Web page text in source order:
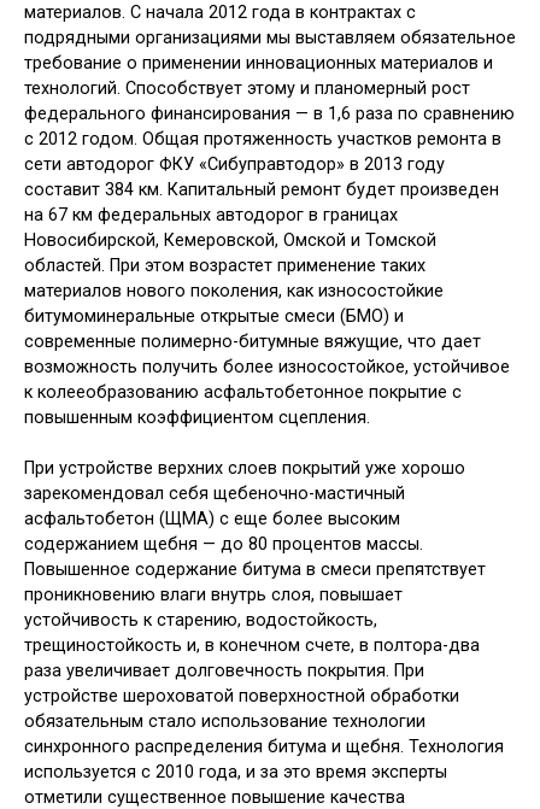
материалов. С начала 2012 года в контрактах с
подрядными организациями мы выставляем обязательное
требование о применении инновационных материалов и
технологий. Способствует этому и планомерный рост
федерального финансирования — в 1,6 раза по сравнению
с 2012 годом. Общая протяженность участков ремонта в
сети автодорог ФКУ «Сибуправтодор» в 2013 году
составит 384 км. Капитальный ремонт будет произведен
на 67 км федеральных автодорог в границах
Новосибирской, Кемеровской, Омской и Томской
областей. При этом возрастет применение таких
материалов нового поколения, как износостойкие
битумоминеральные открытые смеси (БМО) и
современные полимерно-битумные вяжущие, что дает
возможность получить более износостойкое, устойчивое
к колееобразованию асфальтобетонное покрытие с
повышенным коэффициентом сцепления.
При устройстве верхних слоев покрытий уже хорошо
зарекомендовал себя щебеночно-мастичный
асфальтобетон (ЩМА) с еще более высоким
содержанием щебня — до 80 процентов массы.
Повышенное содержание битума в смеси препятствует
проникновению влаги внутрь слоя, повышает
устойчивость к старению, водостойкость,
трещиностойкость и, в конечном счете, в полтора-два
раза увеличивает долговечность покрытия. При
устройстве шероховатой поверхностной обработки
обязательным стало использование технологии
синхронного распределения битума и щебня. Технология
используется с 2010 года, и за это время эксперты
отметили существенное повышение качества